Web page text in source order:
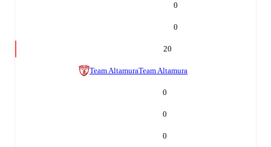
0
0
20
Team AltamuraTeam Altamura
0
0
0